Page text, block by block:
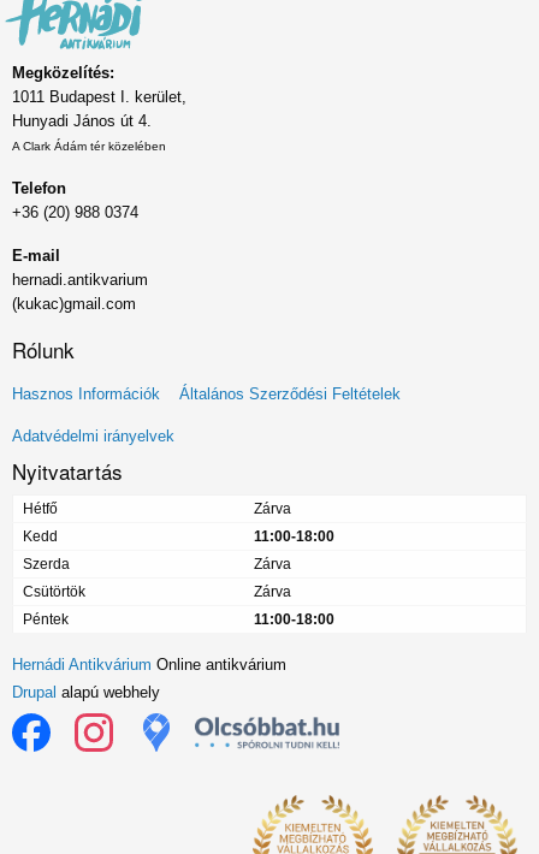
Megközelítés:
1011 Budapest I. kerület,
Hunyadi János út 4.
A Clark Ádám tér közelében
Telefon
+36 (20) 988 0374
E-mail
hernadi.antikvarium
(kukac)gmail.com
Rólunk
Lábléc
menü
Hasznos Információk Általános Szerződési Feltételek
Adatvédelmi irányelvek
Nyitvatartás
Hétfő
Zárva
Kedd
11:00-18:00
Szerda
Zárva
Csütörtök
Zárva
Péntek
11:00-18:00
Hernádi Antikvárium Online antikvárium
Drupal alapú webhely